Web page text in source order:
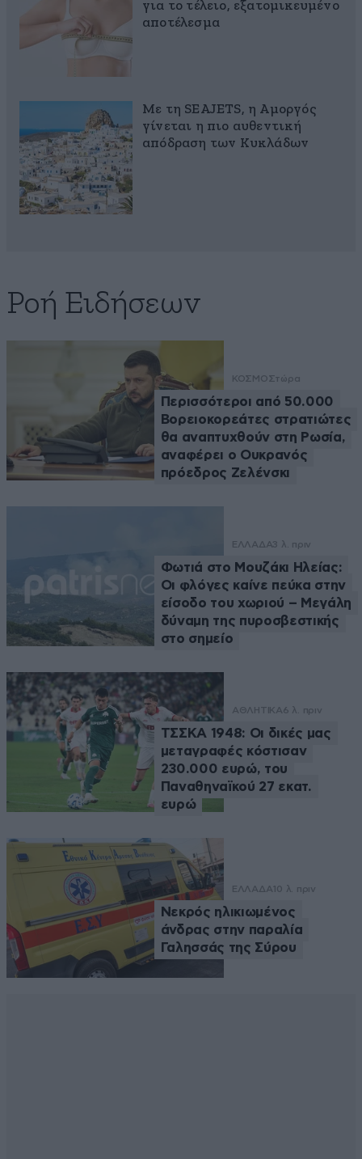
για το τέλειο, εξατομικευμένο
αποτέλεσμα
Με τη SEAJETS, η Αμοργός
γίνεται η πιο αυθεντική
απόδραση των Κυκλάδων
Ροή Ειδήσεων
ΚΟΣΜΟΣτώρα
Περισσότεροι από 50.000
Βορειοκορεάτες στρατιώτες
θα αναπτυχθούν στη Ρωσία,
αναφέρει ο Ουκρανός
πρόεδρος Ζελένσκι
ΕΛΛΑΔΑ3 λ. πριν
Φωτιά στο Μουζάκι Ηλείας:
Οι φλόγες καίνε πεύκα στην
είσοδο του χωριού – Μεγάλη
δύναμη της πυροσβεστικής
στο σημείο
ΑΘΛΗΤΙΚΑ6 λ. πριν
ΤΣΣΚΑ 1948: Οι δικές μας
μεταγραφές κόστισαν
230.000 ευρώ, του
Παναθηναϊκού 27 εκατ.
ευρώ
ΕΛΛΑΔΑ 10 λ. πριν
Νεκρός ηλικιωμένος
άνδρας στην παραλία
Γαλησσάς της Σύρου